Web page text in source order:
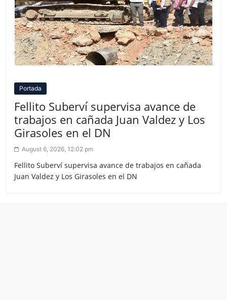
Portada
Fellito Suberví supervisa avance de
trabajos en cañada Juan Valdez y Los
Girasoles en el DN
August 6, 2026, 12:02 pm
Fellito Suberví supervisa avance de trabajos en cañada
Juan Valdez y Los Girasoles en el DN